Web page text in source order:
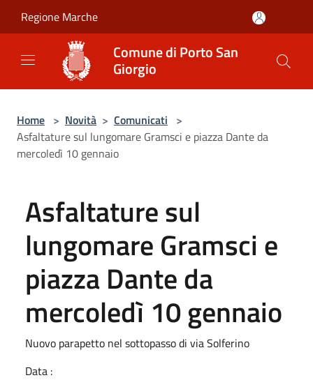
Regione Marche
Comune di Porto San
Giorgio
Home > Novità > Comunicati >
Asfaltature sul lungomare Gramsci e piazza Dante da
mercoledì 10 gennaio
Asfaltature sul
lungomare Gramsci e
piazza Dante da
mercoledì 10 gennaio
Nuovo parapetto nel sottopasso di via Solferino
Data :